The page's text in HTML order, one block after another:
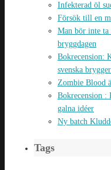
Infekterad öl
Försök till en
Man bör inte ta
bryggdagen
Bokrecension:
svenska
Zombie Blood
Bokrecension
galna idéer
Ny batch
Tags